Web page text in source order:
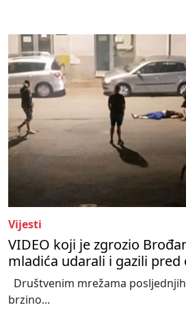
Vijesti
VIDEO koji je zgrozio
mladića udarali i gazili
Društvenim mrežama
brzino...